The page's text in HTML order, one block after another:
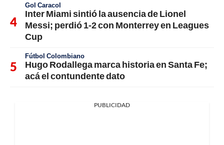
Gol Caracol
Inter Miami sintió la ausencia de Lionel
Messi; perdió 1-2 con Monterrey en Leagues
Cup
Fútbol Colombiano
Hugo Rodallega marca historia en Santa Fe;
acá el contundente dato
PUBLICIDAD